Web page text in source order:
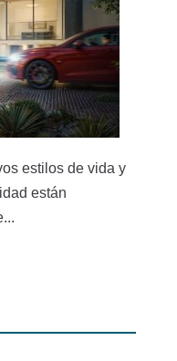
estilos de vida y
están